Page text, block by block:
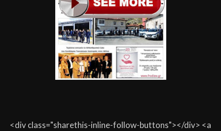
<div class="sharethis-inline-follow-buttons"></div> <a